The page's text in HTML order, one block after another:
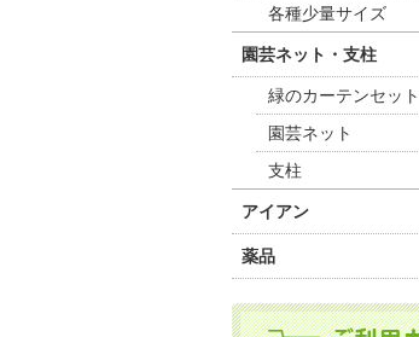
各種少量サイズ
園芸ネット・支柱
緑のカーテンセット
園芸ネット
支柱
アイアン
薬品